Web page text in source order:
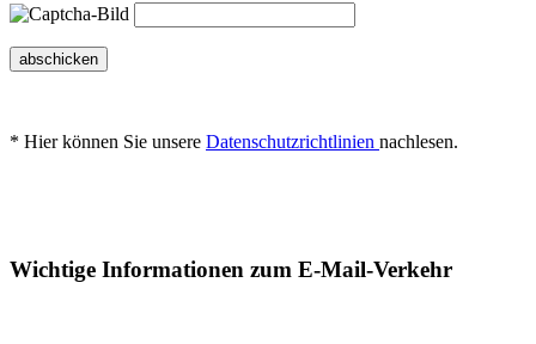
abschicken
* Hier können Sie unsere Datenschutzrichtlinien nachlesen.
Wichtige Informationen zum E-Mail-Verkehr